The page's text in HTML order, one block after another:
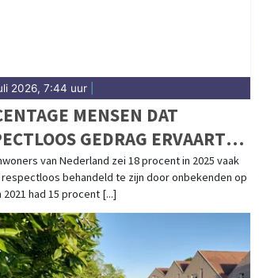
2026, 7:44 uur
MENSEN DAT
GEDRAG ERVAART
van Nederland zei 18 procent in 2025 vaak
behandeld te zijn door onbekenden op
2021 had 15 procent [...]